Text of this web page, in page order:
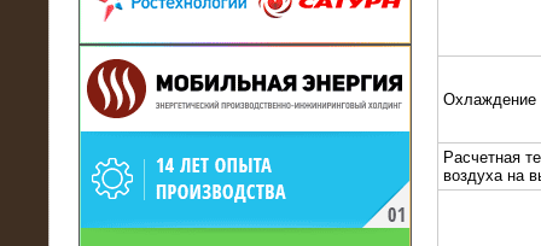
Охлаждение
Расчетная
воздуха на